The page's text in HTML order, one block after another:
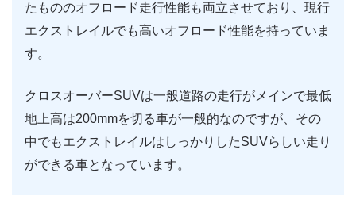
たもののオフロード走行性能も両立させており、現行
エクストレイルでも高いオフロード性能を持っていま
す。
クロスオーバーSUVは一般道路の走行がメインで最低
地上高は200mmを切る車が一般的なのですが、その
中でもエクストレイルはしっかりしたSUVらしい走り
ができる車となっています。